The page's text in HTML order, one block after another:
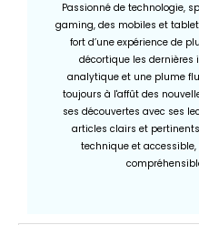
Passionné de technologie,
gaming, des mobiles et
fort d’une expérience de
décortique les
analytique et une plume
toujours à l'affût des
ses découvertes avec ses
articles clairs et
technique et